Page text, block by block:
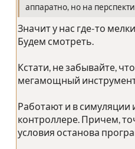
аппаратно, но на
Значит у нас где-то
Будем смотреть.
Кстати, не забывайте,
мегамощный
Работают и в симуляции
контроллере. Причем,
условия останова